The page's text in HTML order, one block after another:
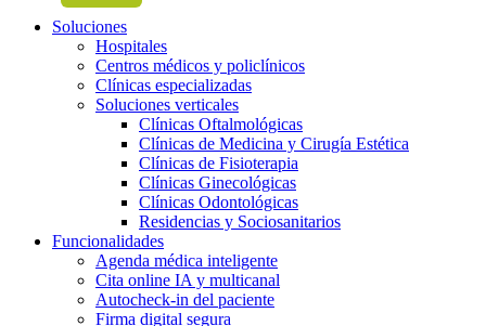
Soluciones
Hospitales
Centros médicos y policlínicos
Clínicas especializadas
Soluciones verticales
Clínicas Oftalmológicas
Clínicas de Medicina y Cirugía Estética
Clínicas de Fisioterapia
Clínicas Ginecológicas
Clínicas Odontológicas
Residencias y Sociosanitarios
Funcionalidades
Agenda médica inteligente
Cita online IA y multicanal
Autocheck-in del paciente
Firma digital segura